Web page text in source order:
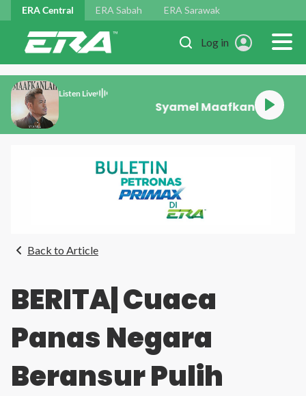
Skip to main content
ERA Central ERA Sabah ERA Sarawak
Log in
Listen Live
Syamel Maafkanlah
Back to Article
BERITA| Cuaca
Panas Negara
Beransur Pulih